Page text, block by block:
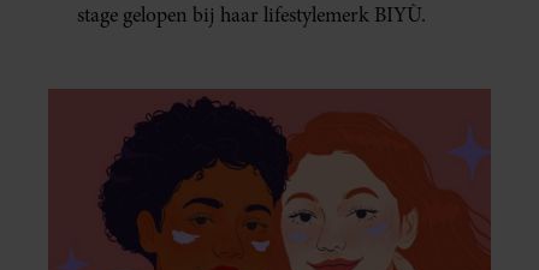
stage gelopen bij haar lifestylemerk BIYÙ.